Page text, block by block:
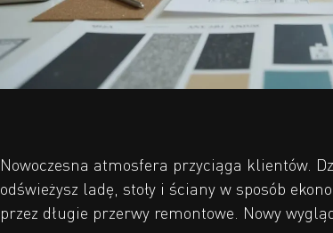
Nowoczesna atmosfera przyciąga klientów.
odświeżysz ladę, stoły i ściany w sposób
przez długie przerwy remontowe. Nowy